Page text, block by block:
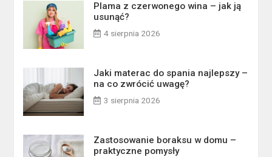
Plama z czerwonego wina – jak ją
usunąć?
4 sierpnia 2026
Jaki materac do spania najlepszy –
na co zwrócić uwagę?
3 sierpnia 2026
Zastosowanie boraksu w domu –
praktyczne pomysły